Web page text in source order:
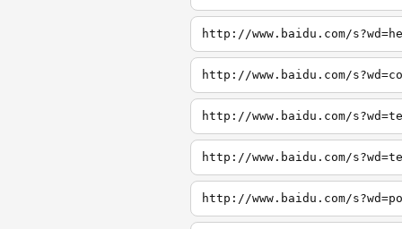
http://www.baidu.com/
http://www.baidu.com/
http://www.baidu.com/
http://www.baidu.com/
http://www.baidu.com/